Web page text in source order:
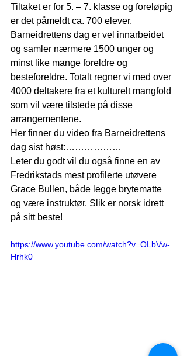
Tiltaket er for 5. – 7. klasse og foreløpig
er det påmeldt ca. 700 elever.
Barneidrettens dag er vel innarbeidet
og samler nærmere 1500 unger og
minst like mange foreldre og
besteforeldre. Totalt regner vi med over
4000 deltakere fra et kulturelt mangfold
som vil være tilstede på disse
arrangementene.
Her finner du video fra Barneidrettens
dag sist høst:………………
Leter du godt vil du også finne en av
Fredrikstads mest profilerte utøvere
Grace Bullen, både legge brytematte
og være instruktør. Slik er norsk idrett
på sitt beste!
https://www.youtube.com/watch?v=OLbVw-
Hrhk0